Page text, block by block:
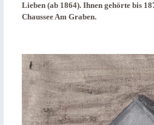
Lieben (ab 1864). Ihnen gehörte bis
Chaussee Am Graben.